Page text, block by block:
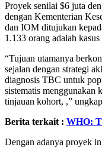
Proyek senilai $6 juta
dengan Kementerian
dan IOM ditujukan
1.133 orang adalah
“Tujuan utamanya
sejalan dengan strategi
diagnosis TBC untuk
sistematis
tinjauan kohort, ,”
Berita terkait : WHO:
Dengan adanya proyek